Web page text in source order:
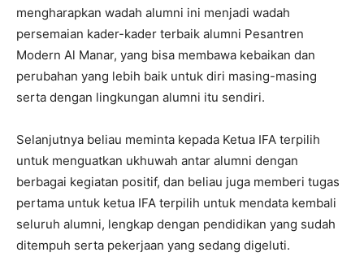
mengharapkan wadah alumni ini menjadi wadah
persemaian kader-kader terbaik alumni Pesantren
Modern Al Manar, yang bisa membawa kebaikan dan
perubahan yang lebih baik untuk diri masing-masing
serta dengan lingkungan alumni itu sendiri.
Selanjutnya beliau meminta kepada Ketua IFA terpilih
untuk menguatkan ukhuwah antar alumni dengan
berbagai kegiatan positif, dan beliau juga memberi tugas
pertama untuk ketua IFA terpilih untuk mendata kembali
seluruh alumni, lengkap dengan pendidikan yang sudah
ditempuh serta pekerjaan yang sedang digeluti.